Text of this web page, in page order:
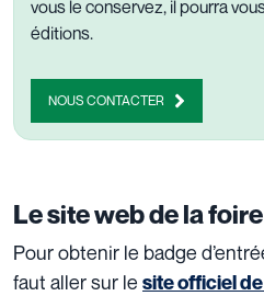
vous le conservez, il pourra
éditions.
NOUS CONTACTER
Le site web de la
Pour obtenir le badge
faut aller sur le site officiel